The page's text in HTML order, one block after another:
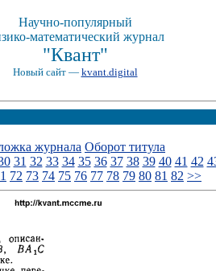
Научно-популярный
математический журнал
"Квант"
Новый сайт — kvant.digital
журнала Оборот титула
31 32 33 34 35 36 37 38 39 40 41 42
72 73 74 75 76 77 78 79 80 81 82 >>